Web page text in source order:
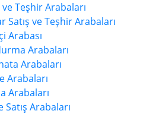
ve Teşhir Arabaları
Satış ve Teşhir Arabaları
Arabası
Arabaları
Arabaları
Arabaları
Arabaları
Satış Arabaları